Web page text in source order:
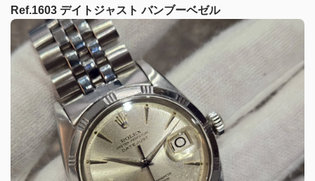
Ref.1603 デイトジャスト バンブーベゼル